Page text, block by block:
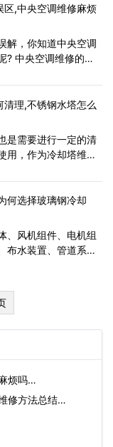
护保养的新技术;(3)
区,中央空调维修麻烦
解，你知道中央空调
? 中央空调维修的几
理,不锈钢水塔怎么
是需要进行一定的清
用，作为冷却塔维修
习一下
何选择玻璃钢冷却
、风机组件、电机组
布水装置、管道系
防腐性好、同时具
烦吗…
修方法总结…